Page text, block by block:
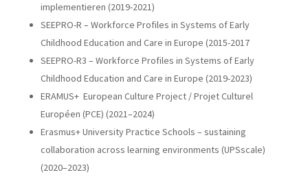
implementieren (2019-2021)
SEEPRO-R – Workforce Profiles in Systems of Early
Childhood Education and Care in Europe (2015-2017
SEEPRO-R3 – Workforce Profiles in Systems of Early
Childhood Education and Care in Europe (2019-2023)
ERAMUS+ European Culture Project / Projet Culturel
Européen (PCE) (2021–2024)
Erasmus+ University Practice Schools – sustaining
collaboration across learning environments (UPSscale)
(2020–2023)